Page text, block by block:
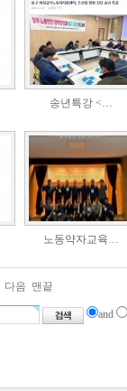
송년특강 <…
노동약자교육…
다음 맨끝
and